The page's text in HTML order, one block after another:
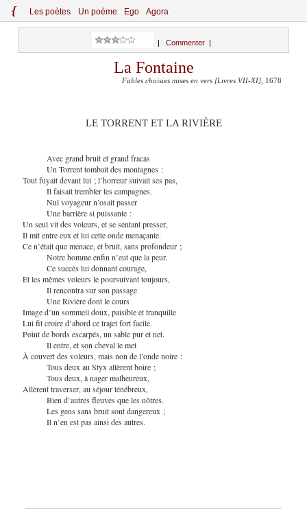
{ Les poètes Un poème Ego Agora
Commenter
La Fontaine
Fables choisies mises en vers [Livres VII-XI] , 1678
LE TORRENT ET LA RIVIÈRE
Avec grand bruit et grand fracas
Un Torrent tombait des montagnes :
Tout fuyait devant lui ; l’horreur suivait ses pas,
Il faisait trembler les campagnes.
Nul voyageur n’osait passer
Une barrière si puissante :
Un seul vit des voleurs, et se sentant presser,
Il mit entre eux et lui cette onde menaçante.
Ce n’était que menace, et bruit, sans profondeur ;
Notre homme enfin n’eut que la peur.
Ce succès lui donnant courage,
Et les mêmes voleurs le poursuivant toujours,
Il rencontra sur son passage
Une Rivière dont le cours
Image d’un sommeil doux, paisible et tranquille
Lui fit croire d’abord ce trajet fort facile.
Point de bords escarpés, un sable pur et net.
Il entre, et son cheval le met
À couvert des voleurs, mais non de l’onde noire :
Tous deux au Styx allèrent boire ;
Tous deux, à nager malheureux,
Allèrent traverser, au séjour ténébreux,
Bien d’autres fleuves que les nôtres.
Les gens sans bruit sont dangereux ;
Il n’en est pas ainsi des autres.